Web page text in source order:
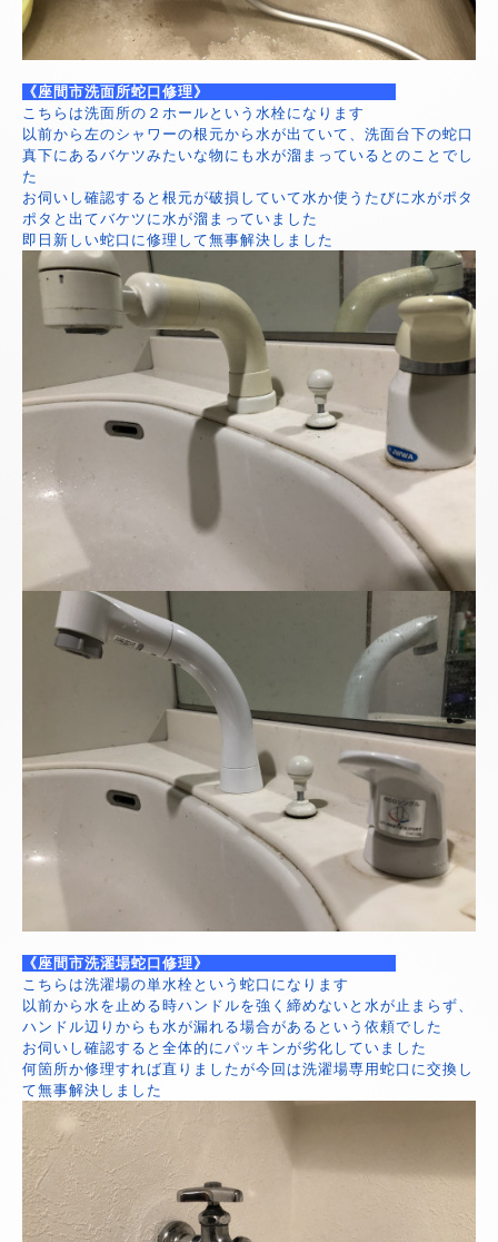
《座間市洗面所蛇口修理》
こちらは洗面所の２ホールという水栓になります
以前から左のシャワーの根元から水が出ていて、洗面台下の蛇口
真下にあるバケツみたいな物にも水が溜まっているとのことでし
た
お伺いし確認すると根元が破損していて水か使うたびに水がポタ
ポタと出てバケツに水が溜まっていました
即日新しい蛇口に修理して無事解決しました
《座間市洗濯場蛇口修理》
こちらは洗濯場の単水栓という蛇口になります
以前から水を止める時ハンドルを強く締めないと水が止まらず、
ハンドル辺りからも水が漏れる場合があるという依頼でした
お伺いし確認すると全体的にパッキンが劣化していました
何箇所か修理すれば直りましたが今回は洗濯場専用蛇口に交換し
て無事解決しました